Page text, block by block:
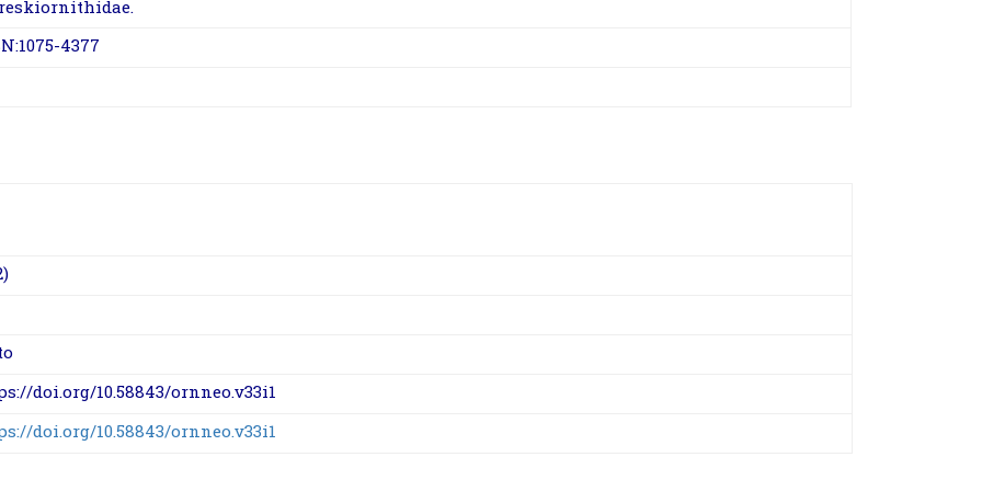
4377
doi.org/10.58843/ornneo.v33i1
doi.org/10.58843/ornneo.v33i1